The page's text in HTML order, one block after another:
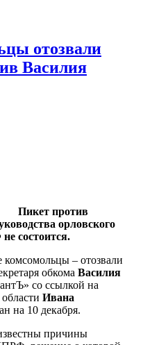
отозвали
Василия
Пикет против
орловского
состоится.
комсомольцы – отозвали
обкома Василия
со ссылкой на
Ивана
на 10 декабря.
причины